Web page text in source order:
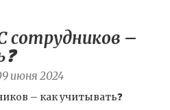
сотрудников –
июня 2024
– как учитывать❓